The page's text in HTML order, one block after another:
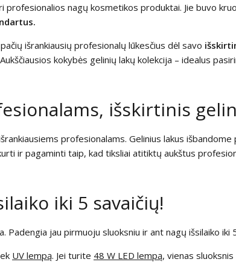
profesionalios nagų kosmetikos produktai. Jie buvo
išrankiausių profesionalų lūkesčius dėl savo
Aukščiausios kokybės gelinių lakų kolekcija – idealus
išskirtinis
profesionalams. Gelinius lakus išbandome
ir pagaminti taip, kad tiksliai atitiktų aukštus
iki 5 savaičių!
Padengia jau pirmuoju sluoksniu ir ant nagų išsilaiko iki
UV lempą. Jei turite 48 W LED lempą, vienas